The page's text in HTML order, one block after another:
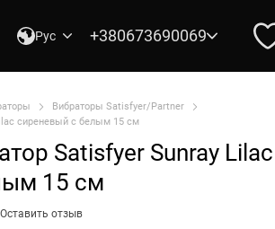
Рус +380673690069
Вибраторы Satisfyer/Partner
сиреневый с белым 15 см
Satisfyer Sunray Lilac
15 см
Оставить отзыв